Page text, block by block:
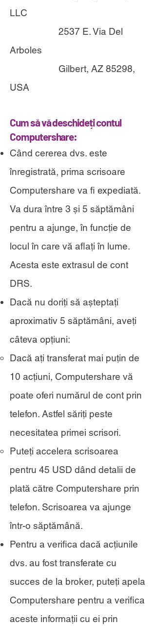
LLC
2537 E. Via Del
Arboles
Gilbert, AZ 85298,
USA
Cum să vă deschideți contul
Computershare:
Când cererea dvs. este
înregistrată, prima scrisoare
Computershare va fi expediată.
Va dura între 3 și 5 săptămâni
pentru a ajunge, în funcție de
locul în care vă aflați în lume.
Acesta este extrasul de cont
DRS.
Dacă nu doriți să așteptați
aproximativ 5 săptămâni, aveți
câteva opțiuni:
Dacă ați transferat mai puțin de
10 acțiuni, Computershare vă
poate oferi numărul de cont prin
telefon. Astfel săriți peste
necesitatea primei scrisori.
Puteți accelera scrisoarea
pentru 45 USD dând detalii de
plată către Computershare prin
telefon. Scrisoarea va ajunge
într-o săptămână.
Pentru a verifica dacă acțiunile
dvs. au fost transferate cu
succes de la broker, puteți apela
Computershare pentru a verifica
aceste informații cu ei prin